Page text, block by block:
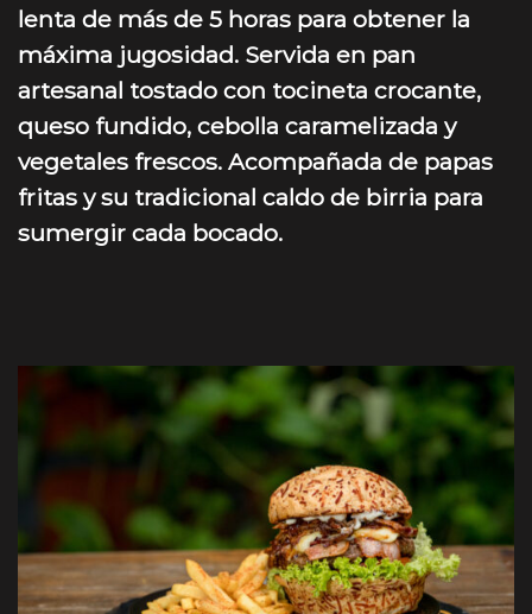
lenta de más de 5 horas para obtener la
máxima jugosidad. Servida en pan
artesanal tostado con tocineta crocante,
queso fundido, cebolla caramelizada y
vegetales frescos. Acompañada de papas
fritas y su tradicional caldo de birria para
sumergir cada bocado.